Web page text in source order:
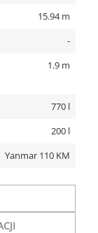
15.94 m
-
1.9 m
770 l
200 l
Yanmar 110 KM